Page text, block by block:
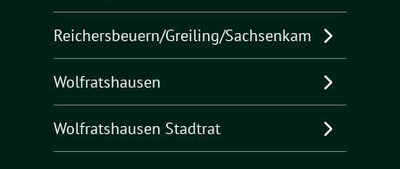
Reichersbeuern/Greiling/Sachsenkam
Wolfratshausen
Wolfratshausen Stadtrat